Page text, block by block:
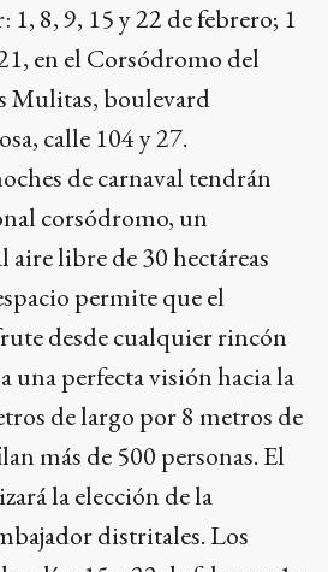
1, 8, 9, 15 y 22 de febrero; 1
en el Corsódromo del
Mulitas, boulevard
calle 104 y 27.
de carnaval tendrán
corsódromo, un
aire libre de 30 hectáreas
permite que el
desde cualquier rincón
una perfecta visión hacia la
de largo por 8 metros de
más de 500 personas. El
la elección de la
distritales. Los